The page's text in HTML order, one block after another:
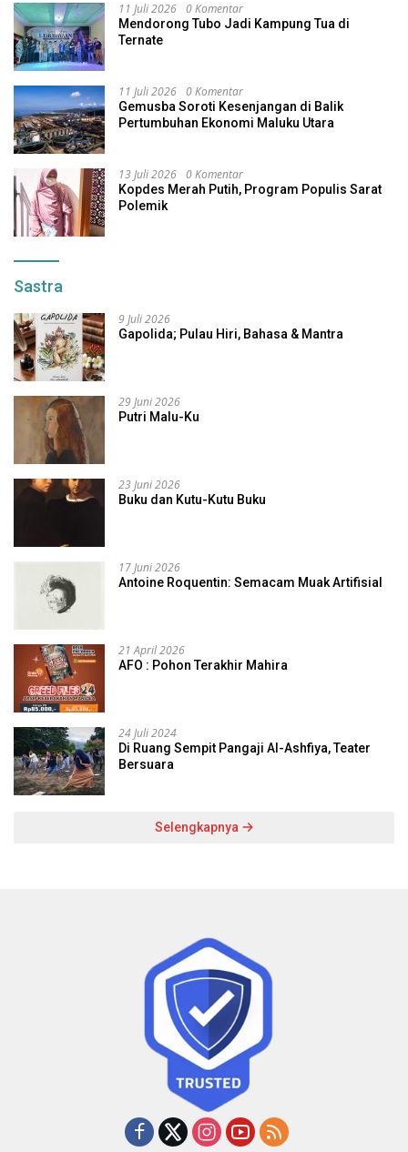
11 Juli 2026 0 Komentar
Mendorong Tubo Jadi Kampung Tua di
Ternate
11 Juli 2026 0 Komentar
Gemusba Soroti Kesenjangan di Balik
Pertumbuhan Ekonomi Maluku Utara
13 Juli 2026 0 Komentar
Kopdes Merah Putih, Program Populis Sarat
Polemik
Sastra
9 Juli 2026
Gapolida; Pulau Hiri, Bahasa & Mantra
29 Juni 2026
Putri Malu-Ku
23 Juni 2026
Buku dan Kutu-Kutu Buku
17 Juni 2026
Antoine Roquentin: Semacam Muak Artifisial
21 April 2026
AFO : Pohon Terakhir Mahira
24 Juli 2024
Di Ruang Sempit Pangaji Al-Ashfiya, Teater
Bersuara
Selengkapnya